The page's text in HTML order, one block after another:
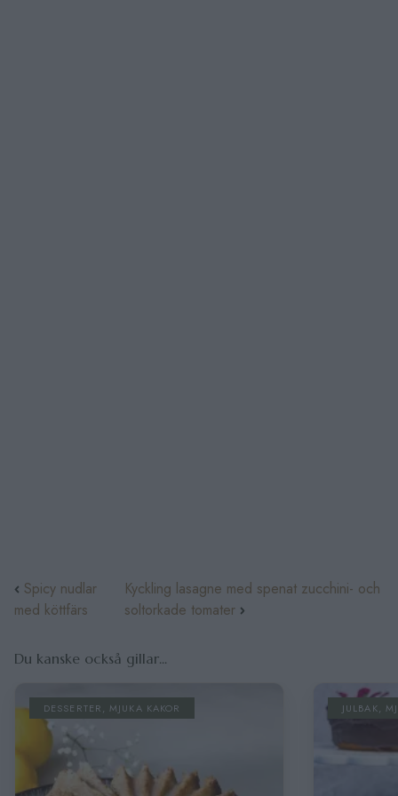
​​Spicy nudlar
med köttfärs
Kyckling lasagne med spenat zucchini- och
soltorkade tomater
Du kanske också gillar...
DESSERTER, MJUKA KAKOR JULBAK,